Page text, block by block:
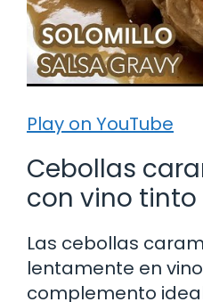
Play on YouTube
Cebollas
con vino tinto
Las cebollas
lentamente en
complemento